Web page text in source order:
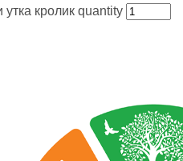
кролик quantity